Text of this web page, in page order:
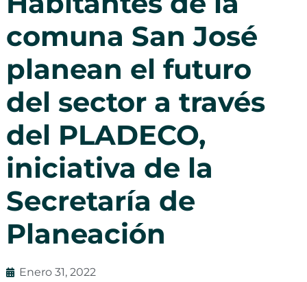
comuna San José
planean el futuro
del sector a través
del PLADECO,
iniciativa de la
Secretaría de
Planeación
Enero 31, 2022